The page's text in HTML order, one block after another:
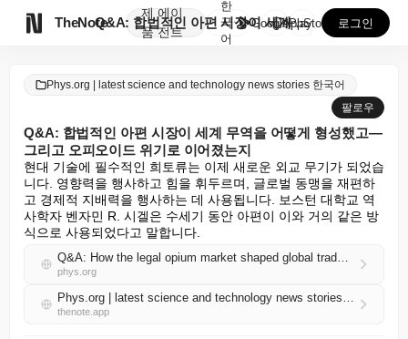
TheNote
제
품
에이
전트
Q&A: 합법적인 아편 시장이 세계 무역을 어떻게 형성...
한
국
어
GooglePlay
AppStore 로그인
Phys.org | latest science and technology news stories 한국어
팔로우
Q&A: 합법적인 아편 시장이 세계 무역을 어떻게 형성했고—
그리고 오피오이드 위기로 이어졌는지
현대 기술에 필수적인 희토류는 이제 새로운 외교 무기가 되었습
니다. 영향력을 행사하고 힘을 휘두르며, 글로벌 동맹을 재편하
고 경제적 지배력을 행사하는 데 사용됩니다. 보스턴 대학교 역
사학자 벤자민 R. 시겔은 수세기 동안 아편이 이와 거의 같은 방
식으로 사용되었다고 말합니다.
Q&A: How the legal opium market shaped global trade—and led to an opioid crisis
phys.org
Phys.org | latest science and technology news stories 한국어 RSS
thenote.app